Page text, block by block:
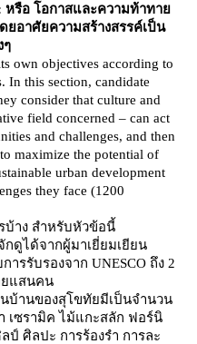
หรือ โอกาสและความท้าทา
อาศัยความสร้างสรรค์เป็น
ๆ
own objectives according to
In this section, candidate
consider that culture and
field concerned – can act
and challenges, and then
maximize the potential of
urban development
they face (1200
บ้าง สำหรับหัวข้อนี้
ดูได้จากผู้มาเยี่ยมเยียน
รรับรองจาก UNESCO ถึง 2
ยแสนคน
านของสุโขทัยมีเป็นจำนวน
เซรามิค ไม้แกะสลัก ฟอร์นิ
ป์ ศิลปะ การร้องรำ การละ